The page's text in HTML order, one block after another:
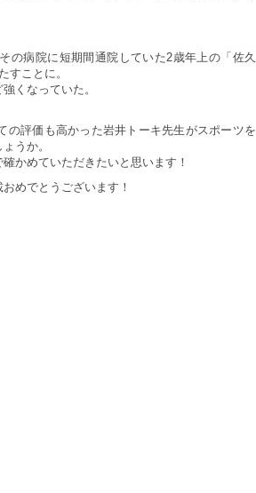
の病院に短期間通院していた2歳年上の「佐久
すことに。
くなっていた。
の評価も高かった岩井トーキ先生がスポーツを
うか。
かめていただきたいと思います！
めでとうございます！